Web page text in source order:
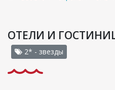
ОТЕЛИ И
2* - звезды